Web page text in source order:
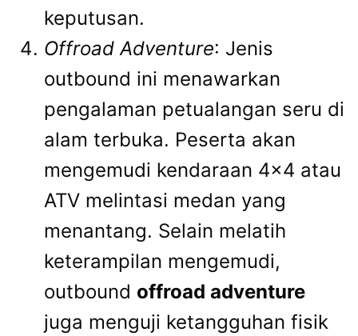
keputusan.
Offroad Adventure: Jenis
outbound ini menawarkan
pengalaman petualangan seru di
alam terbuka. Peserta akan
mengemudi kendaraan 4×4 atau
ATV melintasi medan yang
menantang. Selain melatih
keterampilan mengemudi,
outbound offroad adventure
juga menguji ketangguhan fisik